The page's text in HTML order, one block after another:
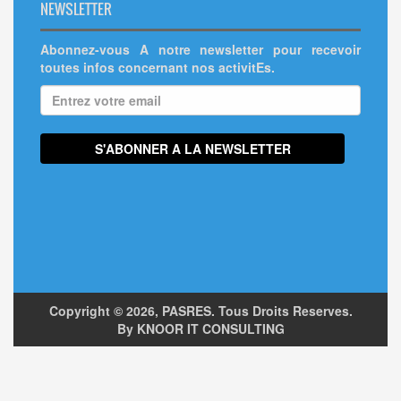
NEWSLETTER
Abonnez-vous A notre newsletter pour recevoir
toutes infos concernant nos activitEs.
Copyright © 2026, PASRES. Tous Droits Reserves.
By KNOOR IT CONSULTING